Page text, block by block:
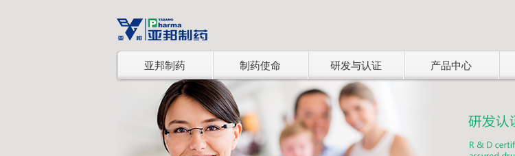
亚邦制药 制药使命 研发与认证 产品中心
亚邦制药简介
企业简介 >
经营理念 >
亚邦良心制药 >
科研检测章程 >
研发与创新
装备实力 >
技术研发 >
新品推荐 >
开发动态 >